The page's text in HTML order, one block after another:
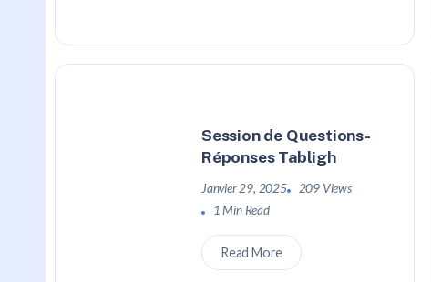
Session de Questions-
Réponses Tabligh
Janvier 29, 2025
209 Views
1 Min Read
Read More